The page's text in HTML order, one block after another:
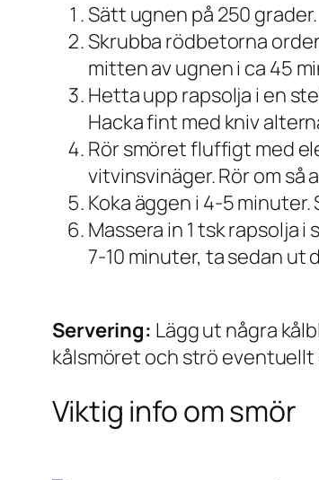
Sätt ugnen på 250 grader.
Skrubba rödbetorna
mitten av ugnen i ca 45
Hetta upp rapsolja i en
Hacka fint med kniv
Rör smöret fluffigt med
vitvinsvinäger. Rör om så
Koka äggen i 4-5
Massera in 1 tsk rapsolja
7-10 minuter, ta sedan ut
Servering: Lägg ut några
kålsmöret och strö
Viktig info om smör